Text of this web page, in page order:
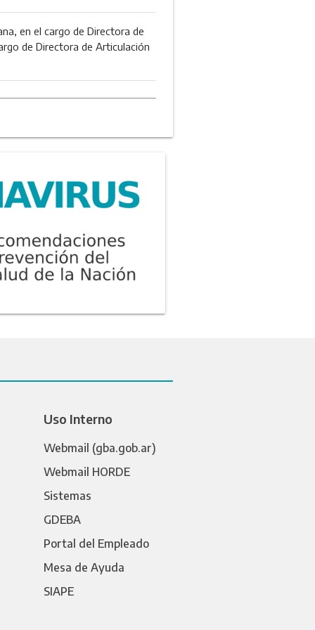
en el cargo de Directora de
de Directora de Articulación
Uso Interno
Webmail (gba.gob.ar)
Webmail HORDE
Sistemas
GDEBA
Portal del Empleado
Mesa de Ayuda
SIAPE